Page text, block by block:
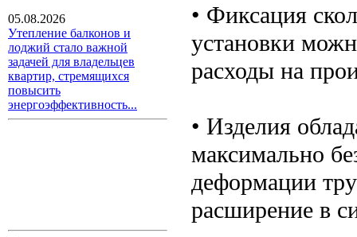
05.08.2026
Утепление балконов и
лоджий стало важной
задачей для владельцев
квартир, стремящихся
повысить
энергоэффективность...
• Фиксация
установки
расходы на
• Изделия
максимально
деформации
расширение в